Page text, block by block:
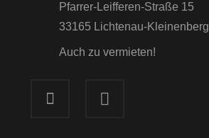
Pfarrer-Leifferen-Straße 15
33165 Lichtenau-Kleinenberg
Auch zu vermieten!